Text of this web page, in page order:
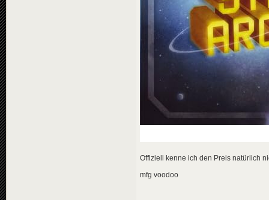
Offiziell kenne ich den Preis natürlich
mfg voodoo